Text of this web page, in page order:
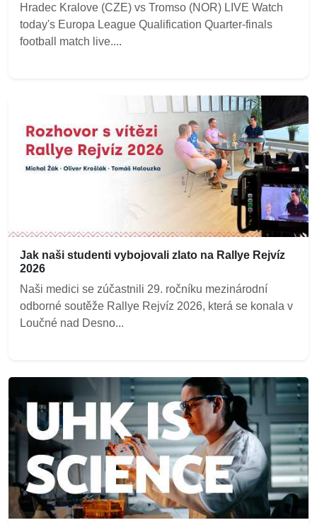
Hradec Kralove (CZE) vs Tromso (NOR) LIVE Watch
today's Europa League Qualification Quarter-finals
football match live....
Jak naši studenti vybojovali zlato na Rallye Rejvíz
2026
Naši medici se zúčastnili 29. ročníku mezinárodní
odborné soutěže Rallye Rejvíz 2026, která se konala v
Loučné nad Desno...